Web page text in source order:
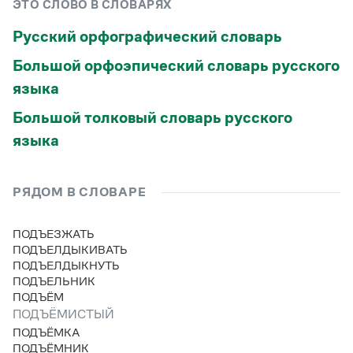
Словари русского языка как государственного
Справочники
Русский язык. Краткий теоретический курс
для школьников
Словарь-справочник трудностей
Справочник по фразеологии
Словарь-справочник непростые слова
Все справочники портала
Журнал
Новости и события
Управление в русском языке
Словарь методических терминов
Правила русской орфографии и пунктуации
ЭТО СЛОВО В СЛОВАРЯХ
Русский орфографический словарь
Большой орфоэпический словарь русского
языка
Большой толковый словарь русского
языка
РЯДОМ В СЛОВАРЕ
ПОДЪЕЗЖАТЬ
ПОДЪЕЛДЫКИВАТЬ
ПОДЪЕЛДЫКНУТЬ
ПОДЪЕЛЬНИК
ПОДЪЁМ
ПОДЪЁМИСТЫЙ
ПОДЪЁМКА
ПОДЪЁМНИК